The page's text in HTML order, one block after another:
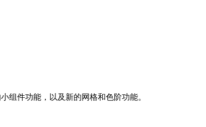
组件功能，以及新的网格和色阶功能。